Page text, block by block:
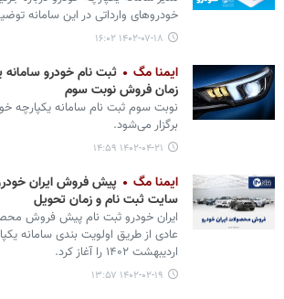
خودروهای وارداتی در این سامانه
۱۴۰۲-۰۷-۱۸ ۱۶:۰۲
ایمنا مگ
زمان فروش نوبت سوم
برگزار می‌شود.
۱۴۰۲-۰۴-۲۱ ۱۴:۵۹
ایمنا مگ
پیش فروش ایران
سایت ثبت نام و زمان تحویل
ایران خودرو ثبت نام پیش فروش
عادی از طریق اولویت بندی سامانه
اردیبهشت ۱۴۰۲ را آغاز کرد.
۱۴۰۲-۰۲-۱۹ ۱۳:۵۷